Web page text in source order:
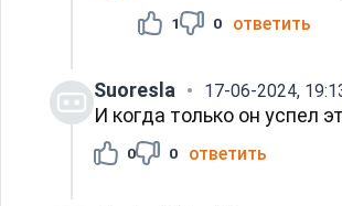
1 0 ответить
Suoresla 17-06-2024,
И когда только он успел
0 0 ответить